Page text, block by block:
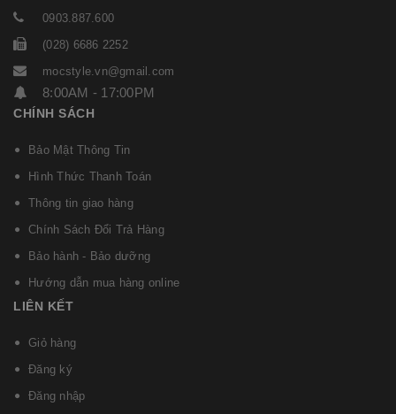
0903.887.600
(028) 6686 2252
mocstyle.vn@gmail.com
8:00AM - 17:00PM
CHÍNH SÁCH
Bảo Mật Thông Tin
Hình Thức Thanh Toán
Thông tin giao hàng
Chính Sách Đổi Trả Hàng
Bảo hành - Bảo dưỡng
Hướng dẫn mua hàng online
LIÊN KẾT
Giỏ hàng
Đăng ký
Đăng nhập